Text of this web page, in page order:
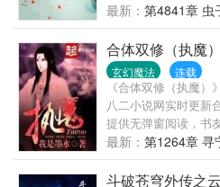
最新： 第4841章 虫
合体双修（执魔）
玄幻魔法 连载
《合体双修（执魔）
八二小说网实时更新
提供无弹窗阅读，书
论，并不代表八二小
魔）读者的观点。
最新： 第1264章 寻
斗破苍穹外传之